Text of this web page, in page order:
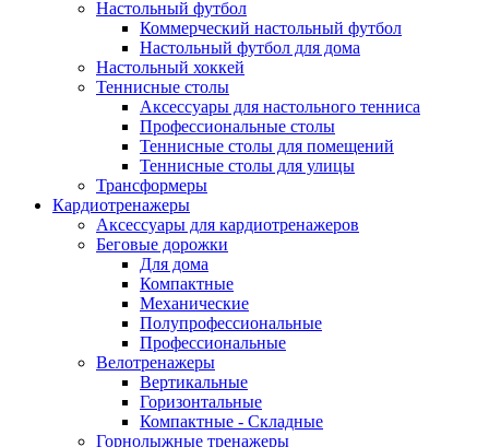
Настольный футбол
Коммерческий настольный футбол
Настольный футбол для дома
Настольный хоккей
Теннисные столы
Аксессуары для настольного тенниса
Профессиональные столы
Теннисные столы для помещений
Теннисные столы для улицы
Трансформеры
Кардиотренажеры
Аксессуары для кардиотренажеров
Беговые дорожки
Для дома
Компактные
Механические
Полупрофессиональные
Профессиональные
Велотренажеры
Вертикальные
Горизонтальные
Компактные - Складные
Горнолыжные тренажеры